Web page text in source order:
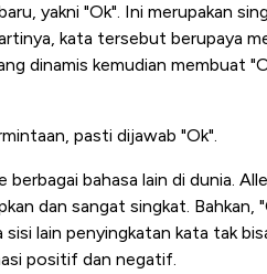
yakni "Ok". Ini merupakan
kata tersebut berupaya
dinamis kemudian membuat
pasti dijawab "Ok".
berbagai bahasa lain di dunia.
dan sangat singkat. Bahkan,
lain penyingkatan kata tak
positif dan negatif.
Berbahaya